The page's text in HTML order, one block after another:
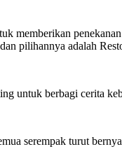
memberikan
pilihannya adalah
untuk berbagi cerita
serempak turut